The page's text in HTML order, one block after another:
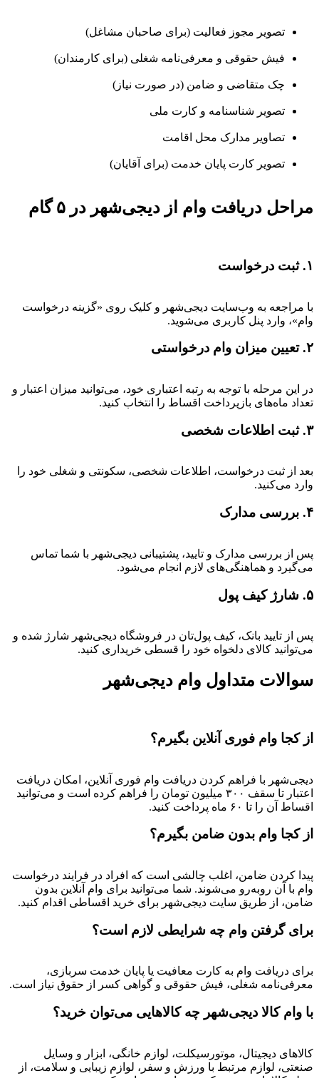
تصویر مجوز فعالیت (برای صاحبان مشاغل)
فیش حقوقی و معرفی‌نامه شغلی (برای کارمندان)
چک متقاضی و ضامن (در صورت نیاز)
تصویر شناسنامه و کارت ملی
تصاویر مدارک محل اقامت
تصویر کارت پایان خدمت (برای آقایان)
مراحل دریافت وام از دیجی‌شهر در ۵ گام
۱. ثبت درخواست
با مراجعه به وب‌سایت دیجی‌شهر و کلیک روی «گزینه درخواست
وام»، وارد پنل کاربری می‌شوید.
۲. تعیین میزان وام درخواستی
در این مرحله با توجه به رتبه اعتباری خود، می‌توانید میزان اعتبار و
تعداد ماه‌های بازپرداخت اقساط را انتخاب کنید.
۳. ثبت اطلاعات شخصی
بعد از ثبت درخواست، اطلاعات شخصی، سکونتی و شغلی خود را
وارد می‌کنید.
۴. بررسی مدارک
پس از بررسی مدارک و تایید، پشتیبانی دیجی‌شهر با شما تماس
می‌گیرد و هماهنگی‌های لازم انجام می‌شود.
۵. شارژ کیف پول
پس از تایید بانک، کیف پول‌تان در فروشگاه دیجی‌شهر شارژ شده و
می‌توانید کالای دلخواه خود را قسطی خریداری کنید.
سوالات متداول وام دیجی‌شهر
از کجا وام فوری آنلاین بگیرم؟
دیجی‌شهر با فراهم کردن دریافت وام فوری آنلاین، امکان دریافت
اعتبار تا سقف ۳۰۰ میلیون تومان را فراهم کرده است و می‌توانید
اقساط آن را تا ۶۰ ماه پرداخت کنید.
از کجا وام بدون ضامن بگیرم؟
پیدا کردن ضامن، اغلب چالشی است که افراد در فرایند درخواست
وام با آن روبه‌رو می‌شوند. شما می‌توانید برای وام آنلاین بدون
ضامن، از طریق سایت دیجی‌شهر برای خرید اقساطی اقدام کنید.
برای گرفتن وام چه شرایطی لازم است؟
برای دریافت وام به کارت معافیت یا پایان خدمت سربازی،
معرفی‌نامه شغلی، فیش حقوقی و گواهی کسر از حقوق نیاز است.
با وام کالا دیجی‌شهر چه کالاهایی می‌توان خرید؟
کالاهای دیجیتال، موتورسیکلت، لوازم خانگی، ابزار و وسایل
صنعتی، لوازم مرتبط با ورزش و سفر، لوازم زیبایی و سلامت، از